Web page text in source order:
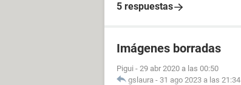
5 respuestas
Imágenes borradas
Pigui - 29 abr 2020 a las 00:50
gslaura - 31 ago 2023 a las 21:34